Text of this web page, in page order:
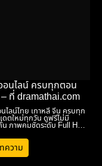
อนไลน์ ครบทุกตอน
ที่ dramathai.com
ไลน์ไทย เกาหลี จีน ครบทุก
ดตใหม่ทุกวัน ดูฟรีไม่มี
ภาพคมชัดระดับ Full HD ที่
ความ